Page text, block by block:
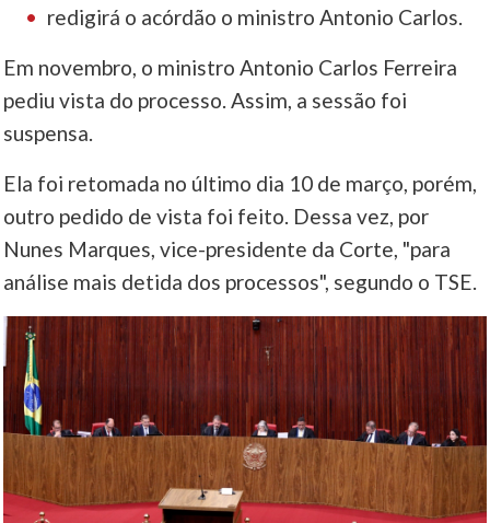
redigirá o acórdão o ministro Antonio Carlos.
Em novembro, o ministro Antonio Carlos Ferreira
pediu vista do processo. Assim, a sessão foi
suspensa.
Ela foi retomada no último dia 10 de março, porém,
outro pedido de vista foi feito. Dessa vez, por
Nunes Marques, vice-presidente da Corte, "para
análise mais detida dos processos", segundo o TSE.